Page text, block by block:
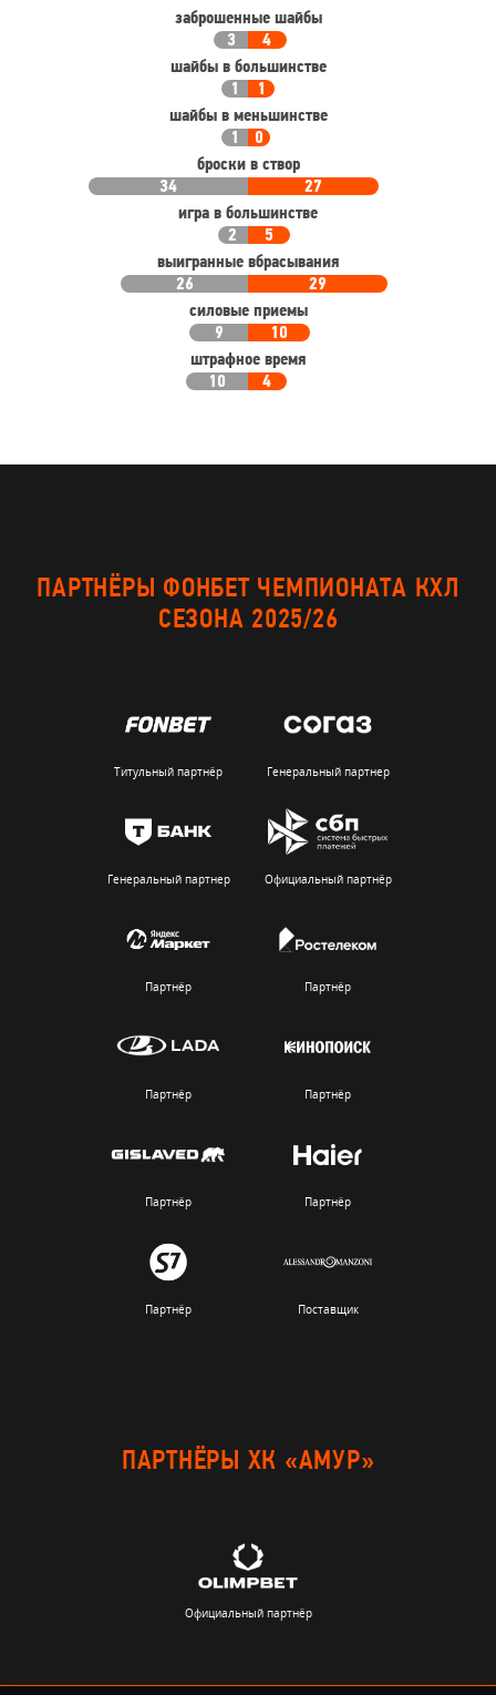
заброшенные шайбы
3
4
шайбы в большинстве
1
1
шайбы в меньшинстве
1
0
броски в створ
34
27
игра в большинстве
2
5
выигранные вбрасывания
26
29
силовые приемы
9
10
штрафное время
10
4
ПАРТНЁРЫ ФОНБЕТ ЧЕМПИОНАТА КХЛ
СЕЗОНА 2025/26
Титульный партнёр Генеральный партнер
Генеральный партнер Официальный партнёр
Партнёр Партнёр
Партнёр Партнёр
Партнёр Партнёр
Партнёр Поставщик
ПАРТНЁРЫ ХК «АМУР»
Официальный партнёр